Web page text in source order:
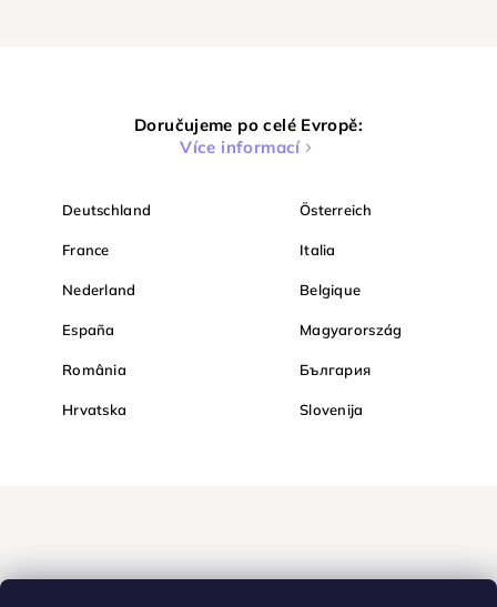
Doručujeme po celé Evropě:
Více informací
Deutschland Österreich
France Italia
Nederland Belgique
España Magyarország
România България
Hrvatska Slovenija